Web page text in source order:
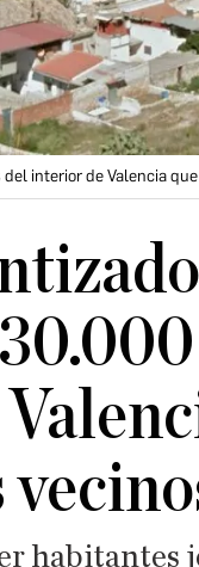
interior de Valencia
habitantes